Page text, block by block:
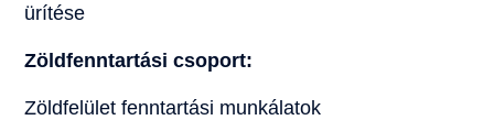
ürítése
Zöldfenntartási csoport:
Zöldfelület fenntartási munkálatok